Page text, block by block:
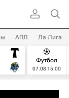
АПЛ Ла Лига
Футбол
07.08 15:00